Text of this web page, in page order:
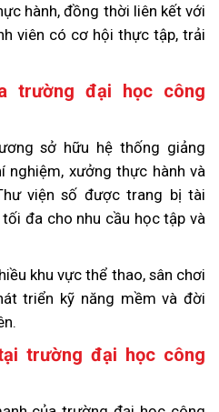
hành, đồng thời liên kết với
viên có cơ hội thực tập, trải
trường đại học công
sở hữu hệ thống giảng
nghiệm, xưởng thực hành và
viện số được trang bị tài
đa cho nhu cầu học tập và
khu vực thể thao, sân chơi
triển kỹ năng mềm và đời
trường đại học công